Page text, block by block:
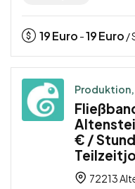
19Euro -19Euro /
€ /
72213